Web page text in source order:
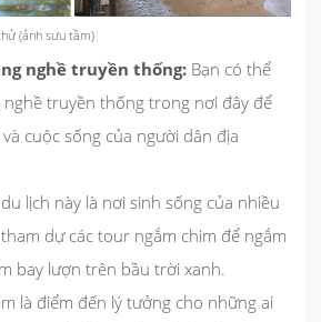
(ảnh sưu tầm)
nghề truyền thống: Bạn có thể
nghề truyền thống trong nơi đây để
cuộc sống của người dân địa
lịch này là nơi sinh sống của nhiều
dự các tour ngắm chim để ngắm
bay lượn trên bầu trời xanh.
là điểm đến lý tưởng cho những ai